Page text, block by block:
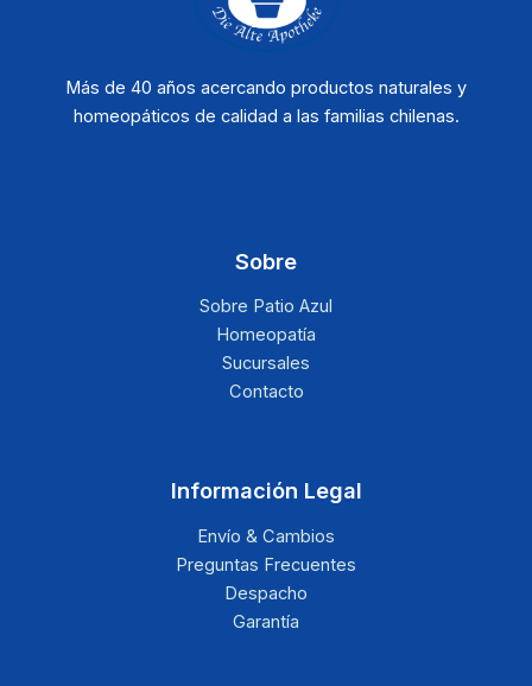
Más de 40 años acercando productos naturales y
homeopáticos de calidad a las familias chilenas.
Sobre
Sobre Patio Azul
Homeopatía
Sucursales
Contacto
Información Legal
Envío & Cambios
Preguntas Frecuentes
Despacho
Garantía